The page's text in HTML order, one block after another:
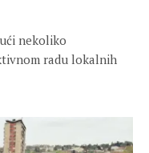
nekoliko
radu lokalnih